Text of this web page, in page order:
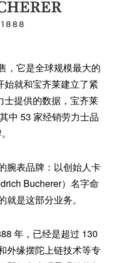
，它是全球规模最大的
始就和宝齐莱建立了紧
士提供的数据，宝齐莱
中 53 家经销劳力士品
腕表品牌：以创始人卡
Bucherer）名字命
是这部分业务。
年，已经是超过 130
外缘摆陀上链技术等专